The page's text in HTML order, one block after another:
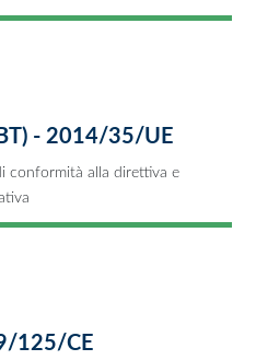
- 2014/35/UE
conformità alla direttiva e
125/CE